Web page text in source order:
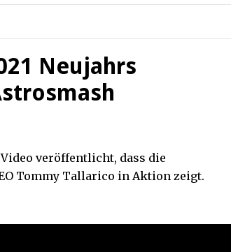
Neujahrs
veröffentlicht, dass die
Tommy Tallarico in Aktion zeigt.